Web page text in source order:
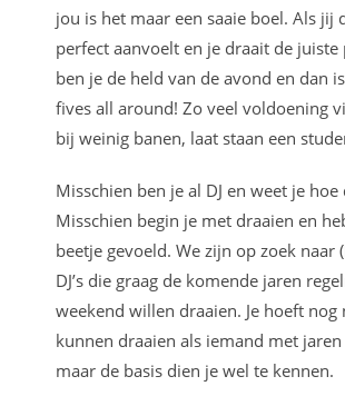
jou is het maar een saaie boel. Als jij
perfect aanvoelt en je draait de juiste
ben je de held van de avond en dan
fives all around! Zo veel voldoening
bij weinig banen, laat staan een
Misschien ben je al DJ en weet je
Misschien begin je met draaien en
beetje gevoeld. We zijn op zoek naar
DJ’s die graag de komende jaren
weekend willen draaien. Je hoeft nog
kunnen draaien als iemand met
maar de basis dien je wel te kennen.